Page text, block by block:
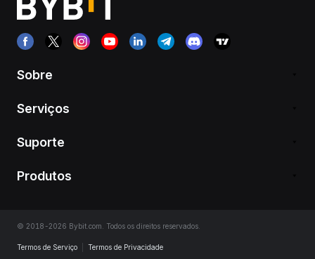
Sobre
Serviços
Suporte
Produtos
© 2018-2026 Bybit.com. Todos os direitos reservados.
Termos de Serviço Termos de Privacidade